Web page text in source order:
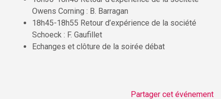
Owens Corning : B. Barragan
18h45-18h55 Retour d’expérience de la société
Schoeck : F. Gaufillet
Echanges et clôture de la soirée débat
Partager cet événement